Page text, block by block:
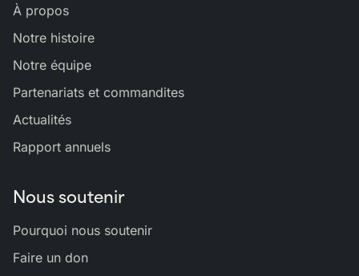
À propos
Notre histoire
Notre équipe
Partenariats et commandites
Actualités
Rapport annuels
Nous soutenir
Pourquoi nous soutenir
Faire un don